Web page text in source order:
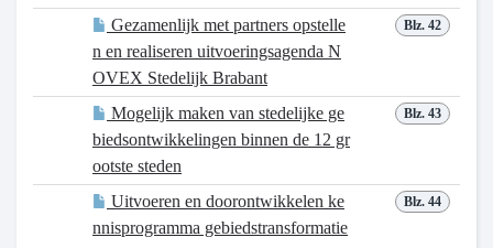
Blz. 42
Gezamenlijk met partners opstelle
n en realiseren uitvoeringsagenda N
OVEX Stedelijk Brabant
Blz. 43
Mogelijk maken van stedelijke ge
biedsontwikkelingen binnen de 12 gr
ootste steden
Blz. 44
Uitvoeren en doorontwikkelen ke
nnisprogramma gebiedstransformatie